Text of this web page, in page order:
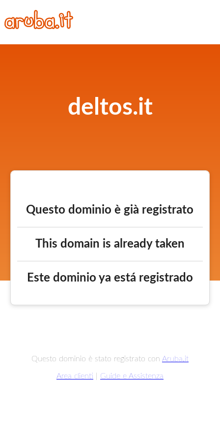
deltos.it
Questo dominio è già registrato
This domain is already taken
Este dominio ya está registrado
Questo dominio è stato registrato con Aruba.it
Area clienti Guide e Assistenza